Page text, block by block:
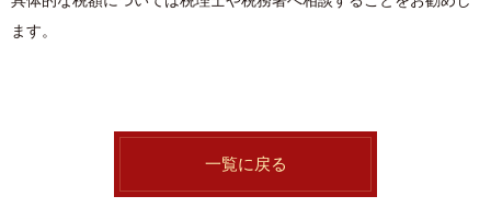
ます。
一覧に戻る